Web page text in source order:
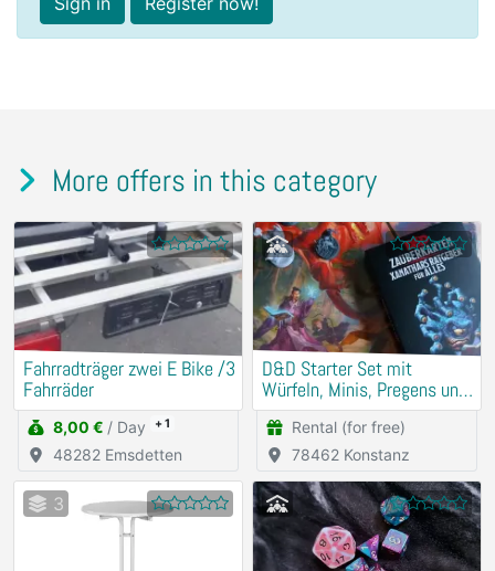
More offers in this category
Fahrradträger zwei E Bike /3
Fahrräder
8,00 € / Day + 1
48282 Emsdetten
D&D Starter Set mit
Würfeln, Minis, Pregens und
Zauberkarten
Rental (for free)
78462 Konstanz
3